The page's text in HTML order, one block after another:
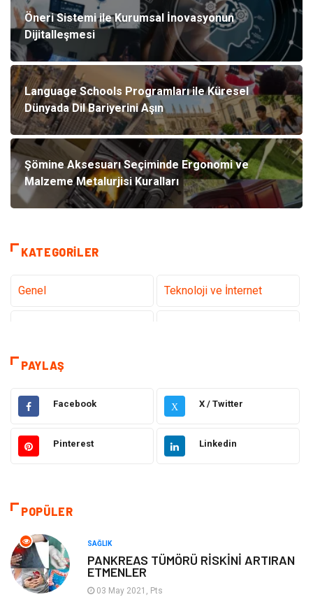
Öneri Sistemi ile Kurumsal İnovasyonun
Dijitalleşmesi
Language Schools Programları ile Küresel
Dünyada Dil Bariyerini Aşın
Şömine Aksesuarı Seçiminde Ergonomi ve
Malzeme Metalurjisi Kuralları
KATEGORILER
Genel Teknoloji ve İnternet
Dekorasyon
Hukuk Elektrik & Elektronik
Giyim Makine
Otomotiv
Keyif ve Hobi
Moda
PAYLAŞ
Facebook X X / Twitter
Pinterest Linkedin
POPÜLER
SAĞLIK
PANKREAS TÜMÖRÜ RİSKİNİ ARTIRAN
ETMENLER
03 May 2021, Pts